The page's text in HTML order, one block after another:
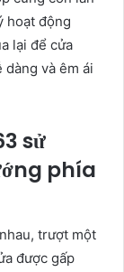
hoạt động
lại để cửa
và êm ái
sử
phía
trượt một
được gấp